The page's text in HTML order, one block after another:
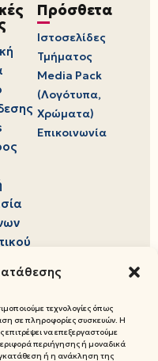
τεχνολογίες όπως
σε πληροφορίες συσκευών. Η
επιτρέψει να επεξεργαστούμε
περιήγησης ή μοναδικά
ή η ανάκληση της
Πρόσθετα
Ιστοσελίδες
Τμήματος
Media Pack
(Λογότυπα,
Χρώματα)
Επικοινωνία